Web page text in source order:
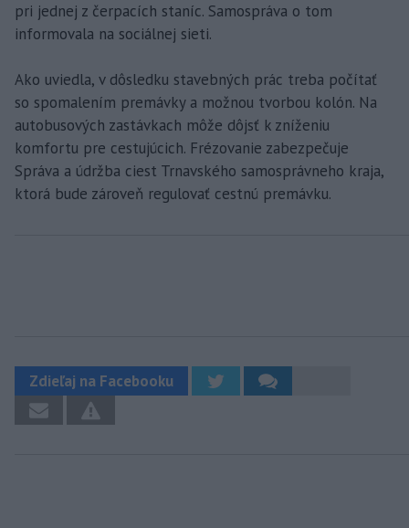
pri jednej z čerpacích staníc. Samospráva o tom
informovala na sociálnej sieti.
Ako uviedla, v dôsledku stavebných prác treba počítať
so spomalením premávky a možnou tvorbou kolón. Na
autobusových zastávkach môže dôjsť k zníženiu
komfortu pre cestujúcich. Frézovanie zabezpečuje
Správa a údržba ciest Trnavského samosprávneho kraja,
ktorá bude zároveň regulovať cestnú premávku.
Zdieľaj na Facebooku